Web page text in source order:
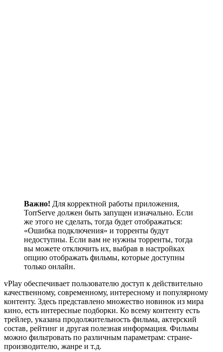
Важно! Для корректной работы приложения,
TorrServe должен быть запущен изначально. Если
же этого не сделать, тогда будет отображаться:
«Ошибка подключения» и торренты будут
недоступны. Если вам не нужны торренты, тогда
вы можете отключить их, выбрав в настройках
опцию отображать фильмы, которые доступны
только онлайн.
vPlay обеспечивает пользователю доступ к действительно
качественному, современному, интересному и популярному
контенту. Здесь представлено множество новинок из мира
кино, есть интересные подборки. Ко всему контенту есть
трейлер, указана продолжительность фильма, актерский
состав, рейтинг и другая полезная информация. Фильмы
можно фильтровать по различным параметрам: стране-
производителю, жанре и т.д.